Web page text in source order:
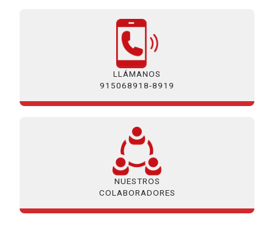
LLÁMANOS
915068918-8919
NUESTROS
COLABORADORES